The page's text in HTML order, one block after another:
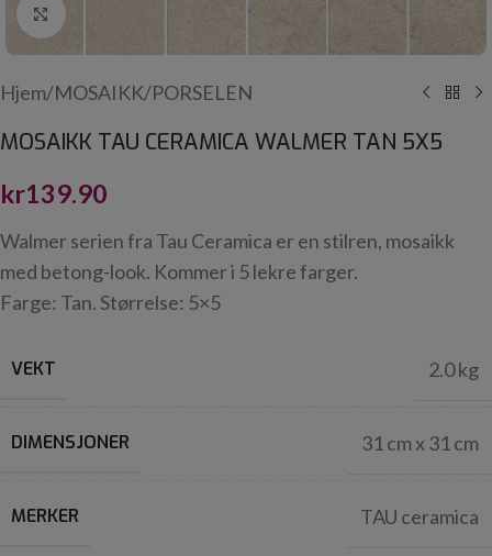
Click to enlarge
Hjem/MOSAIKK/PORSELEN
MOSAIKK TAU CERAMICA WALMER TAN 5X5
kr139.90
Walmer serien fra Tau Ceramica er en stilren, mosaikk
med betong-look. Kommer i 5 lekre farger.
Farge: Tan. Størrelse: 5×5
VEKT 2.0 kg
DIMENSJONER 31 cm x 31 cm
MERKER TAU ceramica